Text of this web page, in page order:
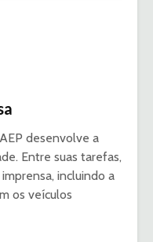
desenvolve a
Entre suas tarefas,
incluindo a
os veículos